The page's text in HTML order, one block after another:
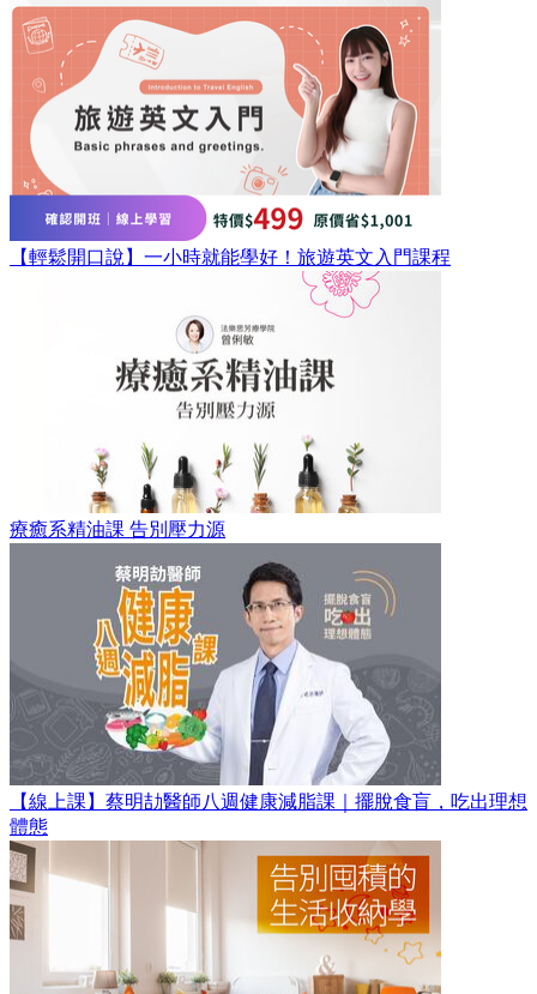
【輕鬆開口說】一小時就能學好！旅遊英文入門課程
療癒系精油課 告別壓力源
【線上課】蔡明劼醫師八週健康減脂課｜擺脫食盲，吃出理想
體態